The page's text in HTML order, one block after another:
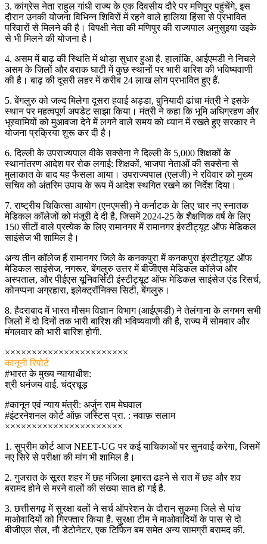
3. कांग्रेस नेता राहुल गांधी राज्य के एक दिवसीय दौरे पर मणिपुर पहुंचेंगे, इस
दौरान उनकी योजना विभिन्न शिविरों में रहने वाले हालिया हिंसा से प्रभावित
परिवारों से मिलने की है। विपक्षी नेता की मणिपुर की राज्यपाल अनुसुइया उइके
से भी मिलने की योजना है।
4. असम में बाढ़ की स्थिति में थोड़ा सुधार हुआ है. हालांकि, आईएमडी ने निचले
असम के जिलों और बराक घाटी में कुछ स्थानों पर भारी बारिश की भविष्यवाणी
की है। बाढ़ की दूसरी लहर में करीब 24 लाख लोग प्रभावित हुए हैं.
5. बेंगलुरु को जल्द मिलेगा दूसरा हवाई अड्डा, बुनियादी ढांचा मंत्री ने इसके
स्थान पर महत्वपूर्ण अपडेट साझा किया। मंत्री ने कहा कि भूमि अधिग्रहण और
भूस्वामियों को मुआवजा देने में लगने वाले समय को ध्यान में रखते हुए सरकार ने
योजना प्रक्रिया शुरू कर दी है।
6. दिल्ली के उपराज्यपाल वीके सक्सेना ने दिल्ली के 5,000 शिक्षकों के
स्थानांतरण आदेश पर रोक लगाई: शिक्षकों, भाजपा नेताओं की सक्सेना से
मुलाकात के बाद यह फैसला आया। उपराज्यपाल (एलजी) ने रविवार को मुख्य
सचिव को अंतरिम उपाय के रूप में आदेश स्थगित रखने का निर्देश दिया।
7. राष्ट्रीय चिकित्सा आयोग (एनएमसी) ने कर्नाटक के लिए चार नए स्नातक
मेडिकल कॉलेजों को मंजूरी दे दी है, जिसमें 2024-25 के शैक्षणिक वर्ष के लिए
150 सीटों वाले प्रत्येक के लिए रामानगर में रामानगर इंस्टीट्यूट ऑफ मेडिकल
साइंसेज भी शामिल है।
अन्य तीन कॉलेज हैं रामानगर जिले के कनकपुरा में कनकपुरा इंस्टीट्यूट ऑफ
मेडिकल साइंसेज, नगरूर, बेंगलुरु उत्तर में बीजीएस मेडिकल कॉलेज और
अस्पताल, और पीईएस यूनिवर्सिटी इंस्टीट्यूट ऑफ मेडिकल साइंसेज एंड रिसर्च,
कोनप्पना अग्रहारा, इलेक्ट्रॉनिक्स सिटी, बेंगलुरु।
8. हैदराबाद में भारत मौसम विज्ञान विभाग (आईएमडी) ने तेलंगाना के लगभग सभी
जिलों में दो दिनों तक भारी बारिश की भविष्यवाणी की है, राज्य में सोमवार और
मंगलवार को भारी बारिश होगी.
×××××××××××××××××××××××
कानूनी रिपोर्ट
#भारत के मुख्य न्यायाधीश:
श्री धनंजय वाई. चंद्रचूड़
#कानून एवं न्याय मंत्री: अर्जुन राम मेघवाल
#इंटरनेशनल कोर्ट ऑफ़ जस्टिस प्रा. : नवाफ़ सलाम
××××××××××××××××××××××
1. सुप्रीम कोर्ट आज NEET-UG पर कई याचिकाओं पर सुनवाई करेगा, जिसमें
नए सिरे से परीक्षा की मांग भी शामिल है।
2. गुजरात के सूरत शहर में छह मंजिला इमारत ढहने से रात में छह और शव
बरामद होने से मरने वालों की संख्या सात हो गई है.
3. छत्तीसगढ़ में सुरक्षा बलों ने सर्च ऑपरेशन के दौरान सुकमा जिले से पांच
माओवादियों को गिरफ्तार किया है. सुरक्षा टीम ने माओवादियों के पास से दो
बीजीएल सेल, नौ डेटोनेटर, एक टिफिन बम समेत अन्य सामग्री बरामद की.